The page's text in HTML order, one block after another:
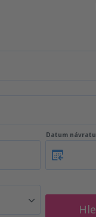
Datum návratu